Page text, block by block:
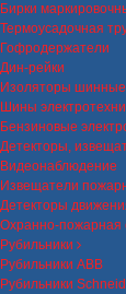
Бирки
Термоусадочная
Гофродержатели
Дин-рейки
Изоляторы шинные
Шины
Бензиновые
Детекторы,
Видеонаблюдение
Извещатели
Детекторы
Охранно-пожарная
Рубильники
Рубильники ABB
Рубильники